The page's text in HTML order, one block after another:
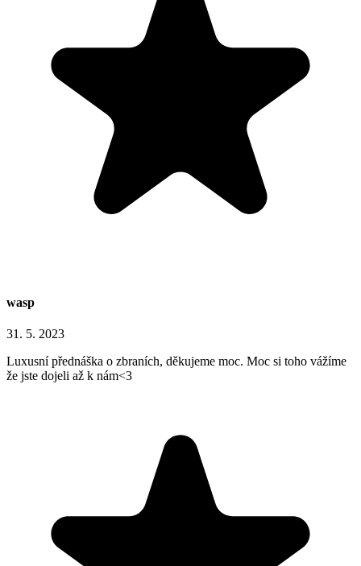
wasp
31. 5. 2023
Luxusní přednáška o zbraních, děkujeme moc. Moc si toho vážíme
že jste dojeli až k nám<3